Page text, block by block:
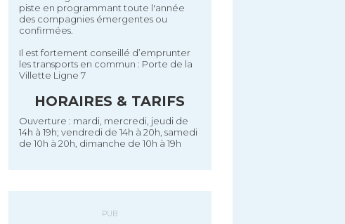
piste en programmant toute l'année
des compagnies émergentes ou
confirmées.
Il est fortement conseillé d’emprunter
les transports en commun : Porte de la
Villette Ligne 7
HORAIRES & TARIFS
Ouverture : mardi, mercredi, jeudi de
14h à 19h; vendredi de 14h à 20h, samedi
de 10h à 20h, dimanche de 10h à 19h
PUB